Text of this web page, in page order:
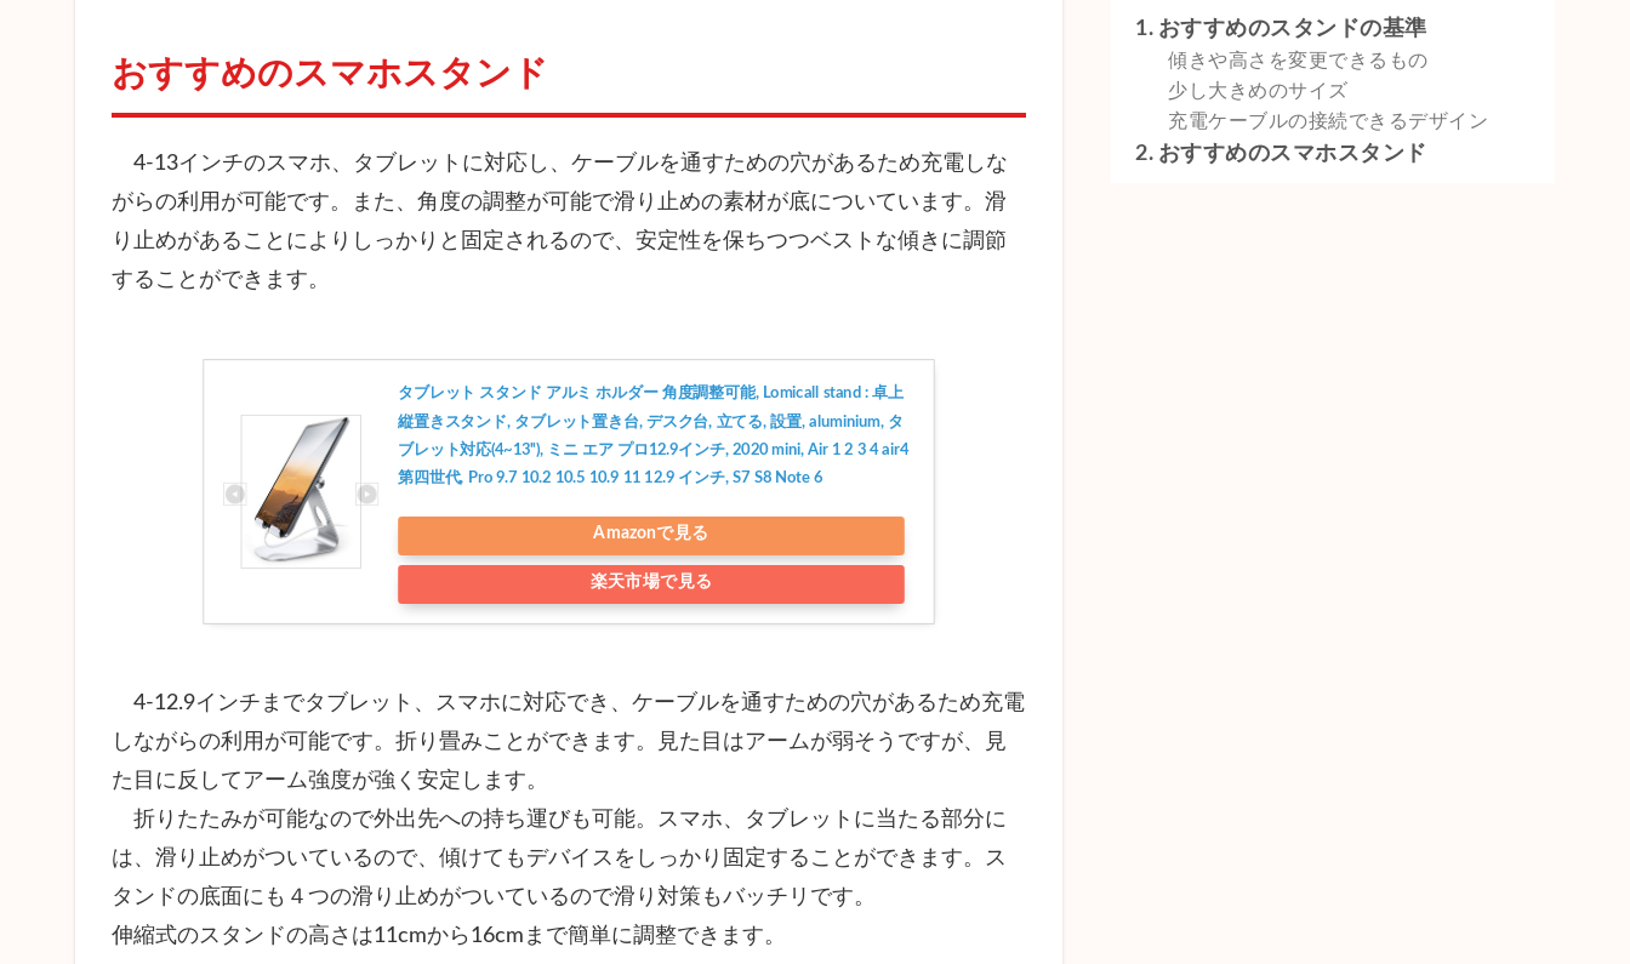
おすすめのスマホスタンド
4-13インチのスマホ、タブレットに対応し、ケーブルを通すための穴があるため充電しな
がらの利用が可能です。また、角度の調整が可能で滑り止めの素材が底についています。滑
り止めがあることによりしっかりと固定されるので、安定性を保ちつつベストな傾きに調節
することができます。
タブレット スタンド アルミ ホルダー 角度調整可能, Lomicall stand : 卓上
縦置きスタンド, タブレット置き台, デスク台, 立てる, 設置, aluminium, タ
ブレット対応(4~13''), ミニ エア プロ12.9インチ, 2020 mini, Air 1 2 3 4 air4
第四世代, Pro 9.7 10.2 10.5 10.9 11 12.9 インチ, S7 S8 Note 6
Amazonで見る
楽天市場で見る
4-12.9インチまでタブレット、スマホに対応でき、ケーブルを通すための穴があるため充電
しながらの利用が可能です。折り畳みことができます。見た目はアームが弱そうですが、見
た目に反してアーム強度が強く安定します。
折りたたみが可能なので外出先への持ち運びも可能。スマホ、タブレットに当たる部分に
は、滑り止めがついているので、傾けてもデバイスをしっかり固定することができます。ス
タンドの底面にも４つの滑り止めがついているので滑り対策もバッチリです。
伸縮式のスタンドの高さは11cmから16cmまで簡単に調整できます。
おすすめのスタンドの基準
傾きや高さを変更できるもの
少し大きめのサイズ
充電ケーブルの接続できるデザイン
おすすめのスマホスタンド